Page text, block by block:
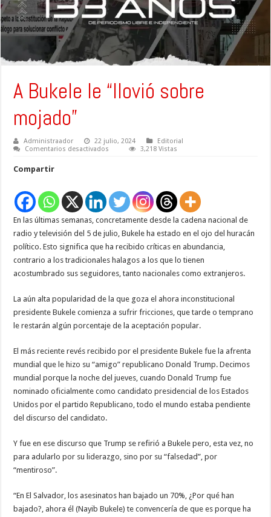
A Bukele le “llovió sobre
mojado”
Administraador 22 julio, 2024
Editorial
Comentarios desactivados
mojado”
3,218 Vistas
Compartir
En las últimas semanas, concretamente desde la cadena nacional de
radio y televisión del 5 de julio, Bukele ha estado en el ojo del huracán
político. Esto significa que ha recibido críticas en abundancia,
contrario a los tradicionales halagos a los que lo tienen
acostumbrado sus seguidores, tanto nacionales como extranjeros.
La aún alta popularidad de la que goza el ahora inconstitucional
presidente Bukele comienza a sufrir fricciones, que tarde o temprano
le restarán algún porcentaje de la aceptación popular.
El más reciente revés recibido por el presidente Bukele fue la afrenta
mundial que le hizo su “amigo” republicano Donald Trump. Decimos
mundial porque la noche del jueves, cuando Donald Trump fue
nominado oficialmente como candidato presidencial de los Estados
Unidos por el partido Republicano, todo el mundo estaba pendiente
del discurso del candidato.
Y fue en ese discurso que Trump se refirió a Bukele pero, esta vez, no
para adularlo por su liderazgo, sino por su “falsedad”, por
“mentiroso”.
“En El Salvador, los asesinatos han bajado un 70%, ¿Por qué han
bajado?, ahora él (Nayib Bukele) te convencería de que es porque ha